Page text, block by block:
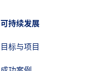
可持续发展
目标与项目